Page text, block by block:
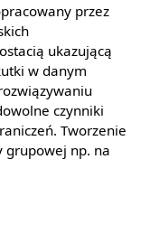
przez
ukazującą
w danym
czynniki
Tworzenie
grupowej np. na